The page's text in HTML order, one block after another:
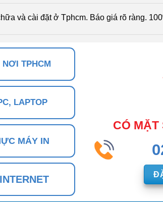
và cài đặt ở Tphcm. Báo giá rõ ràng.
NƠI TPHCM
LAPTOP
MÁY IN
CÓ MẶT